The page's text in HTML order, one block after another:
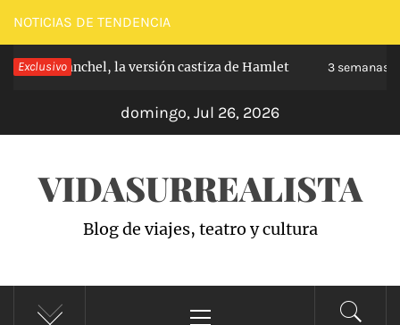
Saltar
al
contenido
NOTICIAS DE TENDENCIA
Exclusivo
de Carabanchel, la versión castiza de Hamlet 3 semanas
domingo, Jul 26, 2026
VIDASURREALISTA
Blog de viajes, teatro y cultura
principal